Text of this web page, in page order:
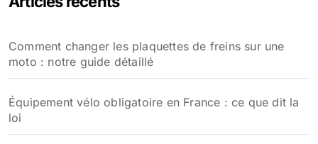
Comment changer les plaquettes de freins sur une
moto : notre guide détaillé
Équipement vélo obligatoire en France : ce que dit la
loi